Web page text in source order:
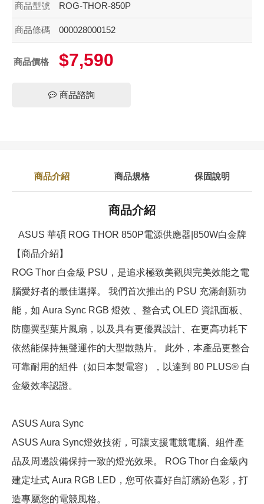
商品型號 ROG-THOR-850P
商品條碼 000028000152
商品價格 $7,590
商品諮詢
商品介紹 商品規格 保固說明
商品介紹
ASUS 華碩 ROG THOR 850P電源供應器|850W白金牌
【商品介紹】
ROG Thor 白金級 PSU，是追求極致美觀與完美效能之電
腦愛好者的最佳選擇。 我們首次推出的 PSU 充滿創新功
能，如 Aura Sync RGB 燈效 、整合式 OLED 資訊面板、
防塵翼型葉片風扇，以及具有更優異設計、在更高功耗下
依然能保持無聲運作的大型散熱片。 此外，本產品更整合
可靠耐用的組件（如日本製電容），以達到 80 PLUS® 白
金級效率認證。
ASUS Aura Sync
ASUS Aura Sync燈效技術，可讓支援電競電腦、組件產
品及周邊設備保持一致的燈光效果。 ROG Thor 白金級內
建定址式 Aura RGB LED，您可依喜好自訂繽紛色彩，打
造專屬您的電競風格。